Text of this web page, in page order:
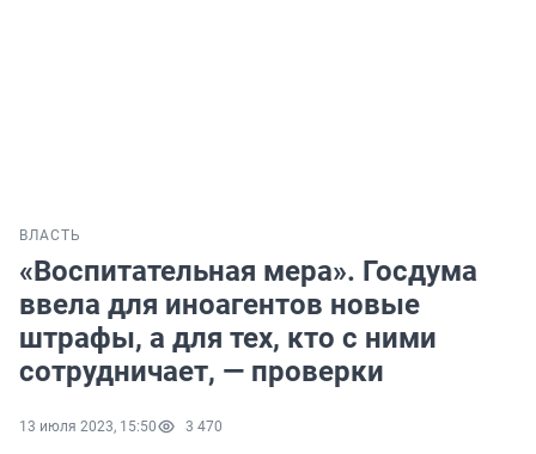
ВЛАСТЬ
«Воспитательная мера». Госдума
ввела для иноагентов новые
штрафы, а для тех, кто с ними
сотрудничает, — проверки
13 июля 2023, 15:50 3 470